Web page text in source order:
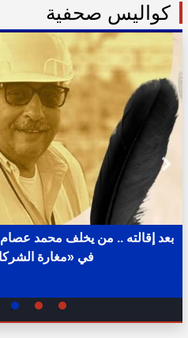
كواليس صحفية
إقالته .. من يخلف محمد عصام
في «مغارة الشركات